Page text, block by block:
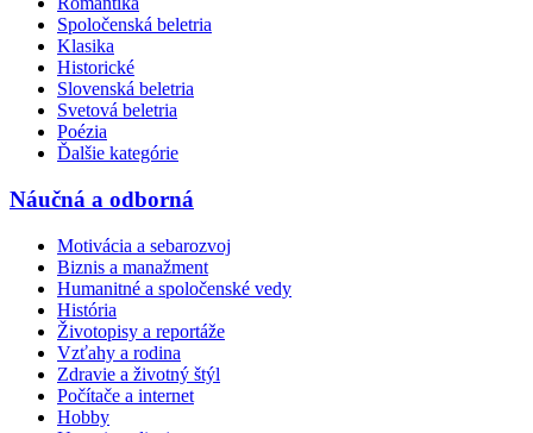
Spoločenská beletria
Klasika
Historické
Slovenská beletria
Svetová beletria
Poézia
Ďalšie kategórie
Náučná a odborná
Motivácia a sebarozvoj
Biznis a manažment
Humanitné a spoločenské vedy
História
Životopisy a reportáže
Vzťahy a rodina
Zdravie a životný štýl
Počítače a internet
Hobby